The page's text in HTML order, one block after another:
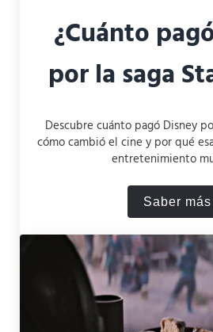
¿Cuánto
por la saga
Descubre cuánto pagó Disney
cómo cambió el cine y por qué
entretenimiento
Saber más